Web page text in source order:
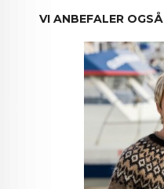
VI ANBEFALER OGSÅ